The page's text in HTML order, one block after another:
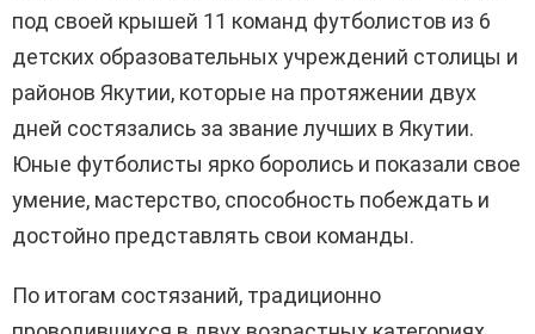
под своей крышей 11 команд футболистов из 6
детских образовательных учреждений столицы и
районов Якутии, которые на протяжении двух
дней состязались за звание лучших в Якутии.
Юные футболисты ярко боролись и показали свое
умение, мастерство, способность побеждать и
достойно представлять свои команды.
По итогам состязаний, традиционно